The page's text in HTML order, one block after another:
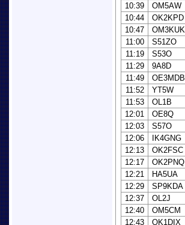
10:39
OM5AW
10:44
OK2KPD
10:47
OM3KUK
11:00
S51ZO
11:19
S53O
11:29
9A8D
11:49
OE3MDB
11:52
YT5W
11:53
OL1B
12:01
OE8Q
12:03
S57O
12:06
IK4GNG
12:13
OK2FSC
12:17
OK2PNQ
12:21
HA5UA
12:29
SP9KDA
12:37
OL2J
12:40
OM5CM
12:43
OK1DIX